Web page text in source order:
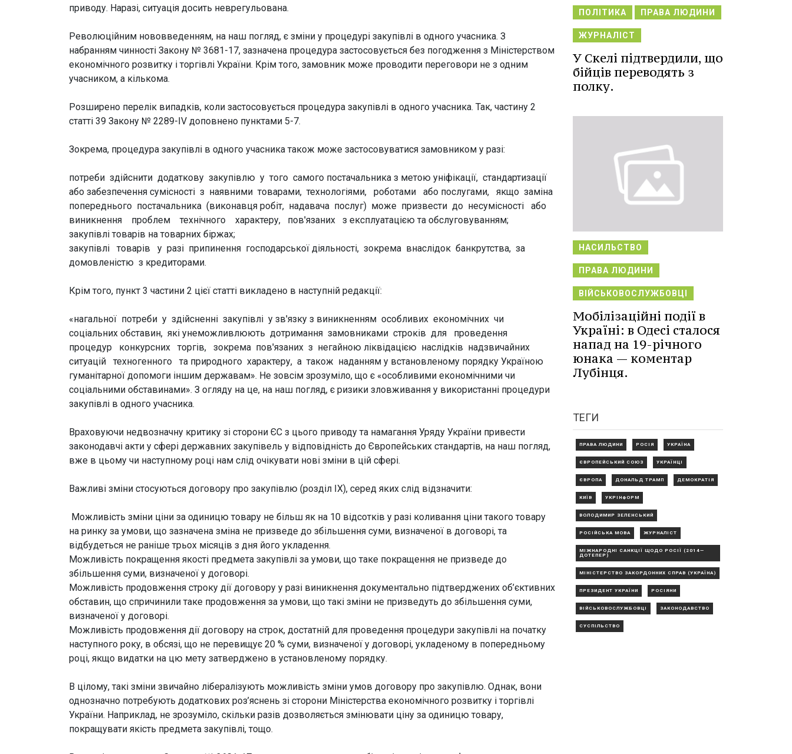
приводу. Наразі, ситуація досить неврегульована.
Революційним нововведенням, на наш погляд, є зміни у процедурі закупівлі в одного учасника. З
набранням чинності Закону № 3681-17, зазначена процедура застосовується без погодження з Міністерством
економічного розвитку і торгівлі України. Крім того, замовник може проводити переговори не з одним
учасником, а кількома.
Розширено перелік випадків, коли застосовується процедура закупівлі в одного учасника. Так, частину 2
статті 39 Закону № 2289-IV доповнено пунктами 5-7.
Зокрема, процедура закупівлі в одного учасника також може застосовуватися замовником у разі:
потреби здійснити додаткову закупівлю у того самого постачальника з метою уніфікації, стандартизації
або забезпечення сумісності з наявними товарами, технологіями, роботами або послугами, якщо заміна
попереднього постачальника (виконавця робіт, надавача послуг) може призвести до несумісності або
виникнення проблем технічного характеру, пов'язаних з експлуатацією та обслуговуванням;
закупівлі товарів на товарних біржах;
закупівлі товарів у разі припинення господарської діяльності, зокрема внаслідок банкрутства, за
домовленістю з кредиторами.
Крім того, пункт 3 частини 2 цієї статті викладено в наступній редакції:
«нагальної потреби у здійсненні закупівлі у зв'язку з виникненням особливих економічних чи
соціальних обставин, які унеможливлюють дотримання замовниками строків для проведення
процедур конкурсних торгів, зокрема пов'язаних з негайною ліквідацією наслідків надзвичайних
ситуацій техногенного та природного характеру, а також наданням у встановленому порядку Україною
гуманітарної допомоги іншим державам». Не зовсім зрозуміло, що є «особливими економічними чи
соціальними обставинами». З огляду на це, на наш погляд, є ризики зловживання у використанні процедури
закупівлі в одного учасника.
Враховуючи недвозначну критику зі сторони ЄС з цього приводу та намагання Уряду України привести
законодавчі акти у сфері державних закупівель у відповідність до Європейських стандартів, на наш погляд,
вже в цьому чи наступному році нам слід очікувати нові зміни в цій сфері.
Важливі зміни стосуються договору про закупівлю (розділ ІХ), серед яких слід відзначити:
Можливість зміни ціни за одиницю товару не більш як на 10 відсотків у разі коливання ціни такого товару
на ринку за умови, що зазначена зміна не призведе до збільшення суми, визначеної в договорі, та
відбудеться не раніше трьох місяців з дня його укладення.
Можливість покращення якості предмета закупівлі за умови, що таке покращення не призведе до
збільшення суми, визначеної у договорі.
Можливість продовження строку дії договору у разі виникнення документально підтверджених об’єктивних
обставин, що спричинили таке продовження за умови, що такі зміни не призведуть до збільшення суми,
визначеної у договорі.
Можливість продовження дії договору на строк, достатній для проведення процедури закупівлі на початку
наступного року, в обсязі, що не перевищує 20 % суми, визначеної у договорі, укладеному в попередньому
році, якщо видатки на цю мету затверджено в установленому порядку.
В цілому, такі зміни звичайно лібералізують можливість зміни умов договору про закупівлю. Однак, вони
однозначно потребують додаткових роз’яснень зі сторони Міністерства економічного розвитку і торгівлі
України. Наприклад, не зрозуміло, скільки разів дозволяється змінювати ціну за одиницю товару,
покращувати якість предмета закупівлі, тощо.
ПОЛІТИКА ПРАВА ЛЮДИНИ
ЖУРНАЛІСТ
У Скелі підтвердили, що
бійців переводять з
полку.
НАСИЛЬСТВО
ПРАВА ЛЮДИНИ
ВІЙСЬКОВОСЛУЖБОВЦІ
Мобілізаційні події в
Україні: в Одесі сталося
напад на 19-річного
юнака — коментар
Лубінця.
ТЕГИ
ПРАВА ЛЮДИНИ РОСІЯ УКРАЇНА
ЄВРОПЕЙСЬКИЙ СОЮЗ УКРАЇНЦІ
ЄВРОПА ДОНАЛЬД ТРАМП ДЕМОКРАТІЯ
КИЇВ УКРІНФОРМ
ВОЛОДИМИР ЗЕЛЕНСЬКИЙ
РОСІЙСЬКА МОВА ЖУРНАЛІСТ
МІЖНАРОДНІ САНКЦІЇ ЩОДО РОСІЇ (2014—
ДОТЕПЕР)
МІНІСТЕРСТВО ЗАКОРДОННИХ СПРАВ (УКРАЇНА)
ПРЕЗИДЕНТ УКРАЇНИ РОСІЯНИ
ВІЙСЬКОВОСЛУЖБОВЦІ ЗАКОНОДАВСТВО
СУСПІЛЬСТВО